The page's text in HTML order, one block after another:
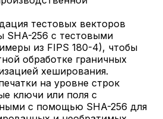
тестовых векторов
SHA-256 с тестовыми
из FIPS 180-4), чтобы
обработке граничных
хеширования.
на уровне строк
ключи или поля с
с помощью SHA-256 для